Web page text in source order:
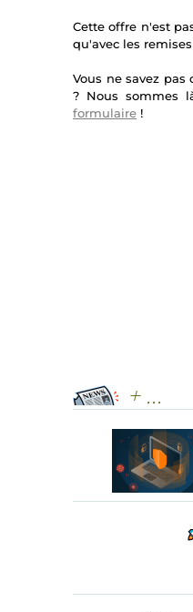
Cette offre n'est
qu'avec les
Vous ne savez
? Nous sommes
formulaire !
+ ...